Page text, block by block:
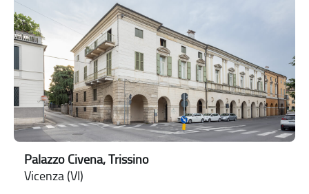
Palazzo Civena, Trissino
Vicenza (VI)